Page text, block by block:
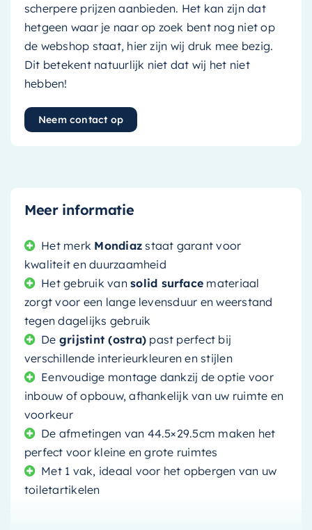
scherpere prijzen aanbieden. Het kan zijn dat
hetgeen waar je naar op zoek bent nog niet op
de webshop staat, hier zijn wij druk mee bezig.
Dit betekent natuurlijk niet dat wij het niet
hebben!
Neem contact op
Meer informatie
Het merk Mondiaz staat garant voor
kwaliteit en duurzaamheid
Het gebruik vansolid surface materiaal
zorgt voor een lange levensduur en weerstand
tegen dagelijks gebruik
De grijstint (ostra) past perfect bij
verschillende interieurkleuren en stijlen
Eenvoudige montage dankzij de optie voor
inbouw of opbouw, afhankelijk van uw ruimte en
voorkeur
De afmetingen van 44.5×29.5cm maken het
perfect voor kleine en grote ruimtes
Met 1 vak, ideaal voor het opbergen van uw
toiletartikelen